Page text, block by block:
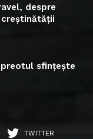
despre
sfințește
TWITTER